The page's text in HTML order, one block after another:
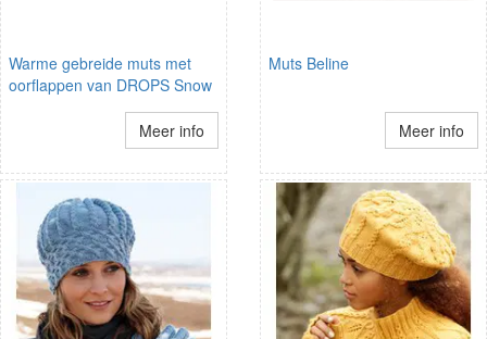
Warme gebreide muts met
oorflappen van DROPS Snow
Meer info
Muts Beline
Meer info